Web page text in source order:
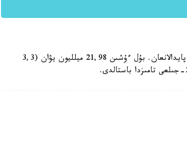
لي دۋنشەن قىزمەت بابىن باسقا تۇلعالاردىڭ مۇددەسى ءۇشىن پايدالانعان. بۇل ءۇشىن 21,98 ميلليون يۋان (3,3